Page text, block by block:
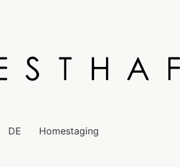
DE Homestaging